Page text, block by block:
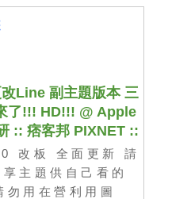
Line 副主題版本 三
了!!! HD!!! @ Apple
:: 痞客邦 PIXNET ::
改板 全面更新 請
主題供自己看的
勿用在營利用圖